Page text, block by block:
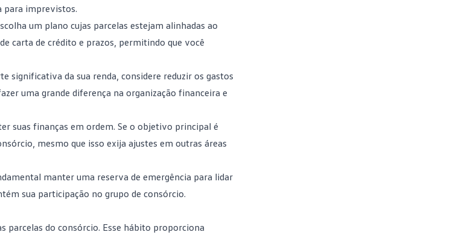
para imprevistos.
um plano cujas parcelas estejam alinhadas ao
carta de crédito e prazos, permitindo que você
significativa da sua renda, considere reduzir os gastos
uma grande diferença na organização financeira e
suas finanças em ordem. Se o objetivo principal é
mesmo que isso exija ajustes em outras áreas
manter uma reserva de emergência para lidar
sua participação no grupo de consórcio.
parcelas do consórcio. Esse hábito proporciona